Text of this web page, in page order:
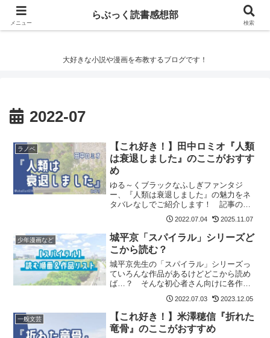
らぶっく読書感想部
大好きな小説や漫画を布教するブログです！
2022-07
ラノベ
【これ好き！】田中ロミオ『人類
は衰退しました』のここがおすす
め
ゆる～くブラックなふしぎファンタジ
ー、『人類は衰退しました』の魅力をネ
タバレなしでご紹介します！ 記事の最
後には『人類は衰退しました』が気に入
った方におすすめの作品も紹介していま
す。
2022.07.04 2025.11.07
少年漫画など
城平京「スパイラル」シリーズど
こから読む？
城平京先生の「スパイラル」シリーズっ
ていろんな作品があるけどどこから読め
ば…？ そんな初心者さん向けに各作品
の解説と読む順番をお伝えします！
2022.07.03 2023.12.05
一般文芸
【これ好き！】米澤穂信『折れた
竜骨』のここがおすすめ
メニュー
らぶっく読書感想部
検索